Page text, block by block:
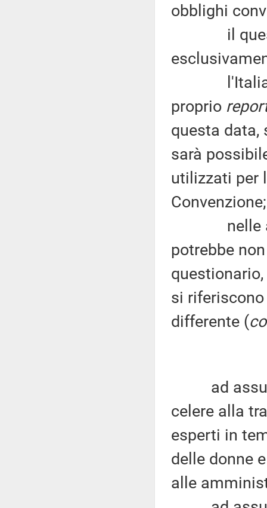
obblighi
il
l'Italia
proprio
questa data,
sarà
utilizzati per
Convenzione;
nelle
potrebbe
si
differente (
ad
celere alla
esperti in
delle donne
alle